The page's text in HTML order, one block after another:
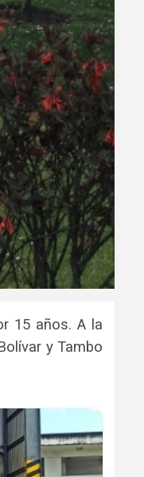
15 años. A la
y Tambo